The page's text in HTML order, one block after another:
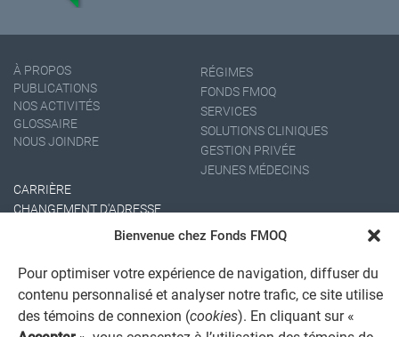
Bienvenue chez Fonds FMOQ
Pour optimiser votre expérience de navigation, diffuser du
contenu personnalisé et analyser notre trafic, ce site utilise
des témoins de connexion (cookies). En cliquant sur «
À PROPOS
PUBLICATIONS
NOS ACTIVITÉS
GLOSSAIRE
NOUS JOINDRE
RÉGIMES
FONDS FMOQ
SERVICES
SOLUTIONS CLINIQUES
GESTION PRIVÉE
JEUNES MÉDECINS
CARRIÈRE
CHANGEMENT D'ADRESSE